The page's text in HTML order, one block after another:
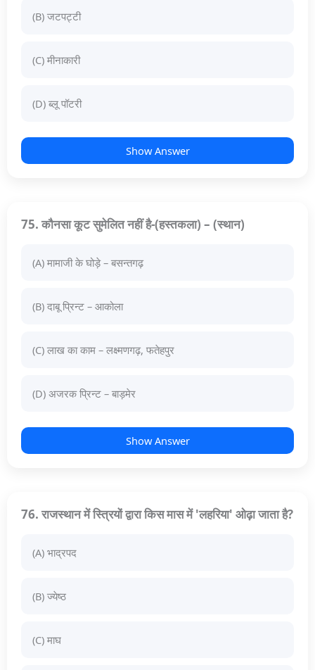
(B) जटपट्टी
(C) मीनाकारी
(D) ब्लू पॉटरी
Show Answer
75. कौनसा कूट सुमेलित नहीं है-(हस्तकला) – (स्थान)
(A) मामाजी के घोड़े – बसन्तगढ़
(B) दाबू प्रिन्ट – आकोला
(C) लाख का काम – लक्ष्मणगढ़, फतेहपुर
(D) अजरक प्रिन्ट – बाड़मेर
Show Answer
76. राजस्थान में स्त्रियों द्वारा किस मास में 'लहरिया' ओढ़ा जाता है?
(A) भाद्रपद
(B) ज्येष्ठ
(C) माघ